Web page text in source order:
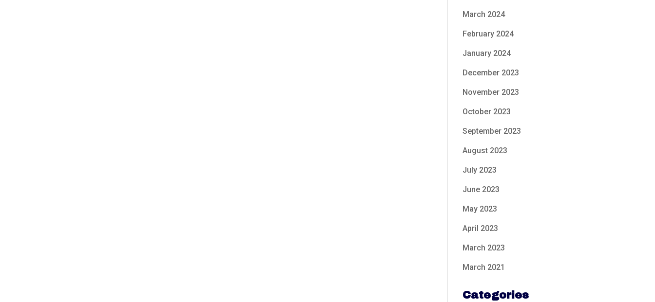
March 2024
February 2024
January 2024
December 2023
November 2023
October 2023
September 2023
August 2023
July 2023
June 2023
May 2023
April 2023
March 2023
March 2021
Categories